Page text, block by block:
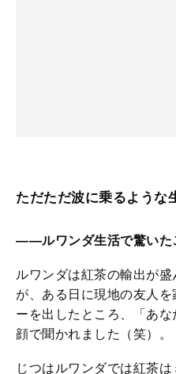
ただただ波に乗るような
――ルワンダ生活で驚いた
ルワンダは紅茶の輸出が
が、ある日に現地の友人
ーを出したところ、「あ
顔で聞かれました（笑）。
じつはルワンダでは紅茶は